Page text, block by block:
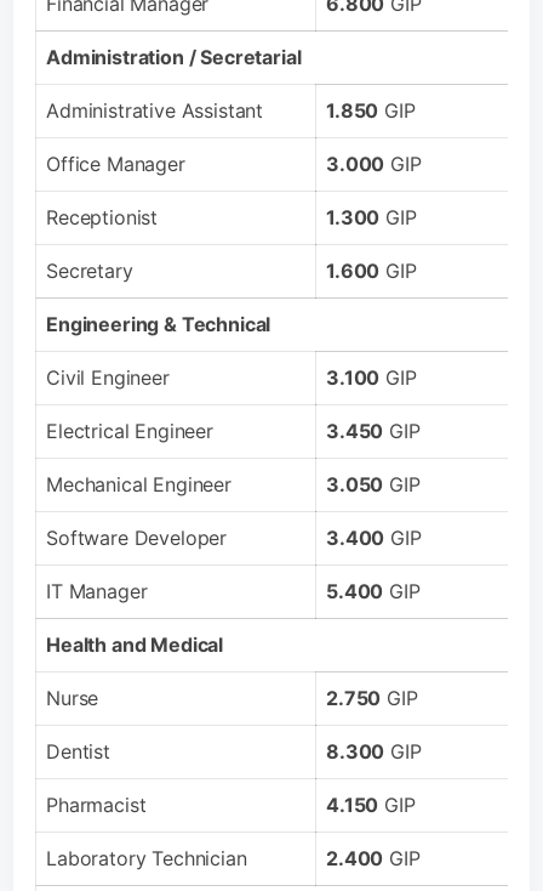
Administration / Secretarial
Administrative Assistant 1.850 GIP
Office Manager 3.000 GIP
Receptionist 1.300 GIP
Secretary 1.600 GIP
Engineering & Technical
Civil Engineer 3.100 GIP
Electrical Engineer 3.450 GIP
Mechanical Engineer 3.050 GIP
Software Developer 3.400 GIP
IT Manager 5.400 GIP
Health and Medical
Nurse 2.750 GIP
Dentist 8.300 GIP
Pharmacist 4.150 GIP
Laboratory Technician 2.400 GIP